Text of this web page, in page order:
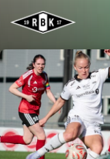
Skip header